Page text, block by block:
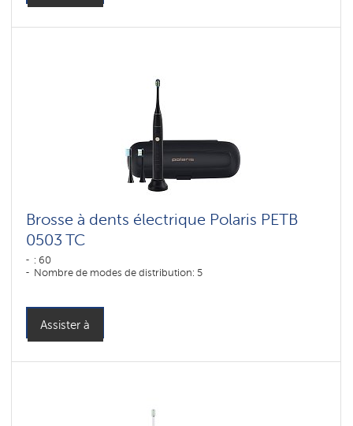
Brosse à dents électrique Polaris PETB
0503 TC
: 60
Nombre de modes de distribution: 5
Assister à